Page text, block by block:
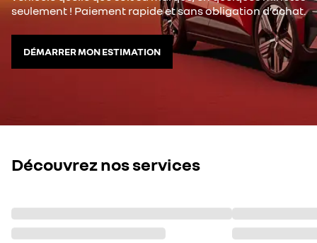
seulement ! Paiement rapide et sans obligation d’achat.
DÉMARRER MON ESTIMATION
Découvrez nos services